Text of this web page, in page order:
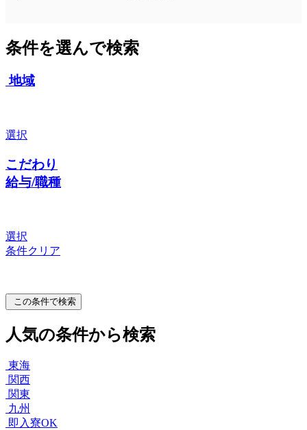
条件を選んで検索
地域
選択
こだわり
給与/職種
選択
条件クリア
この条件で検索
人気の条件から検索
東海
関西
関東
九州
即入寮OK